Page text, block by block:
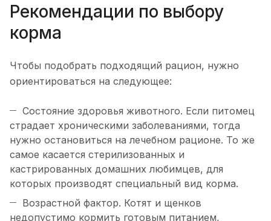
Рекомендации по выбору
корма
Чтобы подобрать подходящий рацион, нужно
ориентироваться на следующее:
Состояние здоровья животного. Если питомец
страдает хроническими заболеваниями, тогда
нужно остановиться на лечебном рационе. То же
самое касается стерилизованных и
кастрированных домашних любимцев, для
которых производят специальный вид корма.
Возрастной фактор. Котят и щенков
недопустимо кормить готовым питанием,